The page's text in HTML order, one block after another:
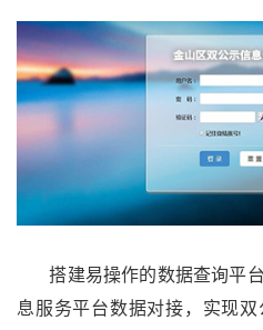
搭建易操作的数据查询平台
息服务平台数据对接，实现